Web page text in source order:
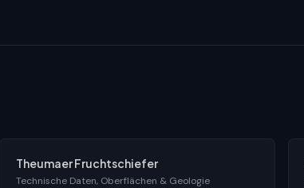
Theumaer Fruchtschiefer
Technische Daten, Oberflächen & Geologie